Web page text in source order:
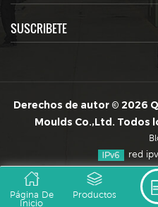
SUSCRIBETE
Derechos de autor © 2026
Moulds Co.,Ltd. Todos
red
Página De
Inicio
Productos